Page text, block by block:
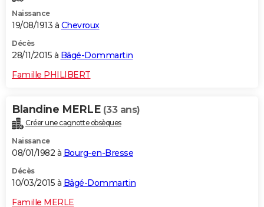
Naissance
19/08/1913 à Chevroux
Décès
28/11/2015 à Bâgé-Dommartin
Famille PHILIBERT
Blandine MERLE (33 ans)
Créer une cagnotte obsèques
Naissance
08/01/1982 à Bourg-en-Bresse
Décès
10/03/2015 à Bâgé-Dommartin
Famille MERLE